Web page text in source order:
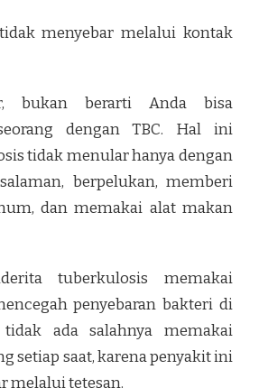
menyebar melalui kontak
bukan berarti Anda bisa
dengan TBC. Hal ini
tidak menular hanya dengan
berpelukan, memberi
dan memakai alat makan
tuberkulosis memakai
penyebaran bakteri di
ada salahnya memakai
setiap saat, karena penyakit ini
melalui tetesan.